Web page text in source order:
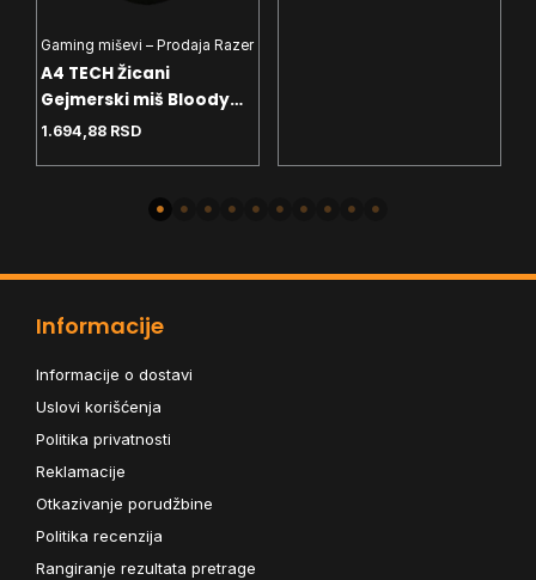
Gaming miševi – Prodaja Razer
A4 TECH Žicani
Gejmerski miš Bloody
Gaming Neon X Glide
1.694,88 RSD
Informacije
Informacije o dostavi
Uslovi korišćenja
Politika privatnosti
Reklamacije
Otkazivanje porudžbine
Politika recenzija
Rangiranje rezultata pretrage